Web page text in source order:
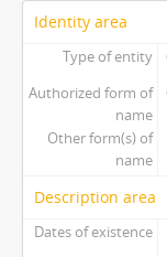
Identity area
Type of entity
Authorized form of
name
Other form(s) of
name
Description area
Dates of existence